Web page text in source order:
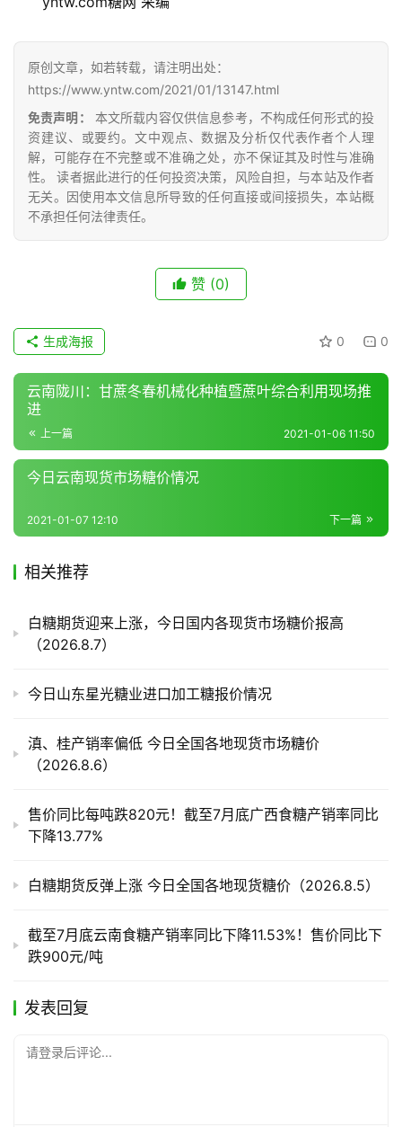
首
页
云
糖
网
公
众
号
货
报
价
专
题
地
区
频
业
销
储
原创文章，如若转载，请注明出处：
https://www.yntw.com/2021/01/13147.html
免责声明：
本文所载内容仅供信息参考，不构成任何形式的投
资建议、或要约。文中观点、数据及分析仅代表作者个人理
解，可能存在不完整或不准确之处，亦不保证其及时性与准确
性。 读者据此进行的任何投资决策，风险自担，与本站及作者
无关。因使用本文信息所导致的任何直接或间接损失，本站概
不承担任何法律责任。
赞 (0)
0 0
生成海报
云南陇川：甘蔗冬春机械化种植暨蔗叶综合利用现场推
进
上一篇 2021-01-06 11:50
今日云南现货市场糖价情况
下一篇
2021-01-07 12:10
相关推荐
白糖期货迎来上涨，今日国内各现货市场糖价报高
（2026.8.7）
今日山东星光糖业进口加工糖报价情况
滇、桂产销率偏低 今日全国各地现货市场糖价
（2026.8.6）
售价同比每吨跌820元！截至7月底广西食糖产销率同比
下降13.77%
白糖期货反弹上涨 今日全国各地现货糖价（2026.8.5）
截至7月底云南食糖产销率同比下降11.53%！售价同比下
跌900元/吨
发表回复
请登录后评论...